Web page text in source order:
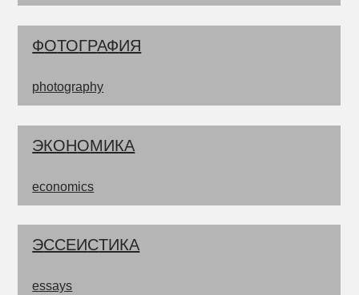
ФОТОГРАФИЯ
ЭКОНОМИКА
photography
ЭССЕИСТИКА
essays
economics